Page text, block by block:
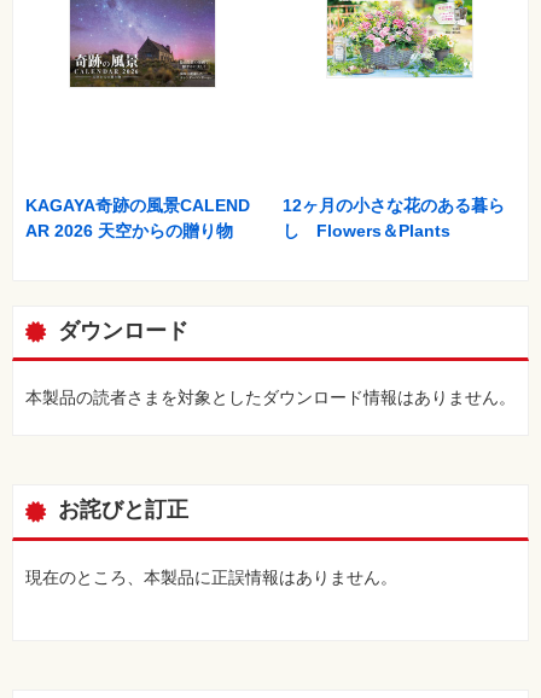
KAGAYA奇跡の風景CALEND
AR 2026 天空からの贈り物
12ヶ月の小さな花のある暮ら
し Flowers＆Plants
ダウンロード
本製品の読者さまを対象としたダウンロード情報はありません。
お詫びと訂正
現在のところ、本製品に正誤情報はありません。